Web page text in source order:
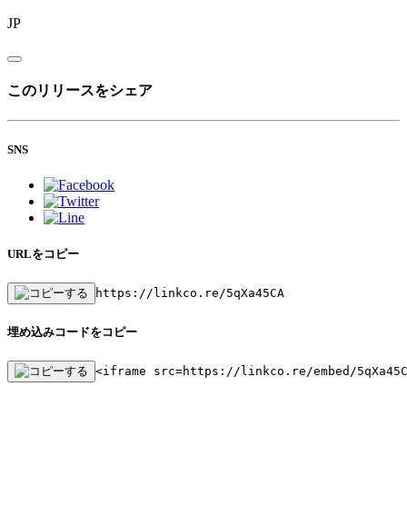
JP
このリリースをシェア
SNS
URLをコピー
https://linkco.re/5qXa45CA
埋め込みコードをコピー
<iframe src=https://linkco.re/embed/